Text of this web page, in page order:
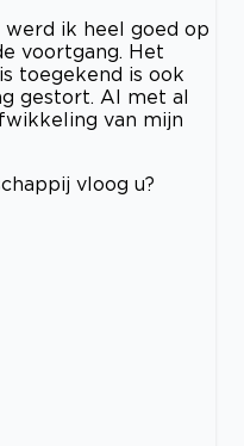
werd ik heel goed op
voortgang. Het
toegekend is ook
gestort. Al met al
van mijn
vloog u?